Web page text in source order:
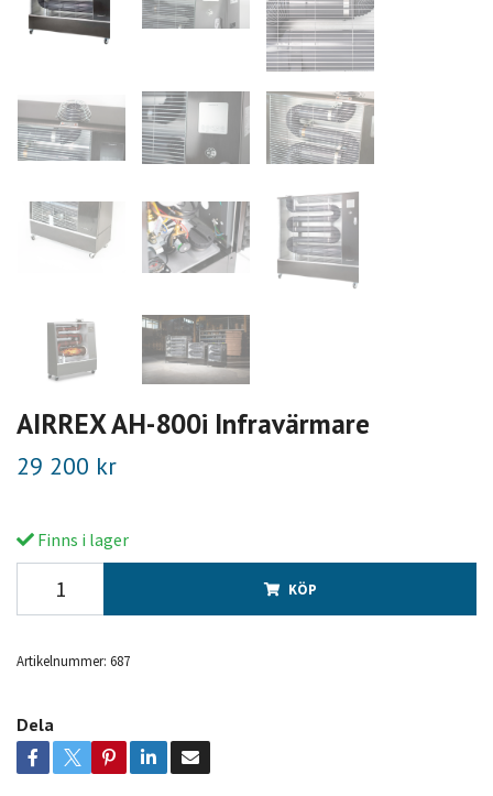
AIRREX AH-800i Infravärmare
29 200 kr
Finns i lager
KÖP
Artikelnummer: 687
Dela